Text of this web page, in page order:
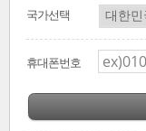
국가선택
휴대폰번호